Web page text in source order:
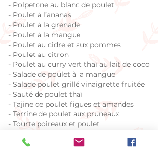
- Polpetone au blanc de poulet
- Poulet à l’ananas
- Poulet à la grenade
- Poulet à la mangue
- Poulet au cidre et aux pommes
- Poulet au citron
- Poulet au curry vert thaï au lait de coco
- Salade de poulet à la mangue
- Salade poulet grillé vinaigrette fruitée
- Sauté de poulet thaï
- Tajine de poulet figues et amandes
- Terrine de poulet aux pruneaux
- Tourte poireaux et poulet
pommes